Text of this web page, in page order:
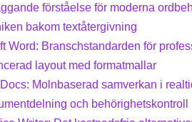
förståelse för moderna
bakom textåtergivning
Word: Branschstandarden för
layout med formatmallar
Molnbaserad samverkan i
och behörighetskontroll